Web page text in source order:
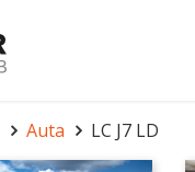
Auta LC J7 LD